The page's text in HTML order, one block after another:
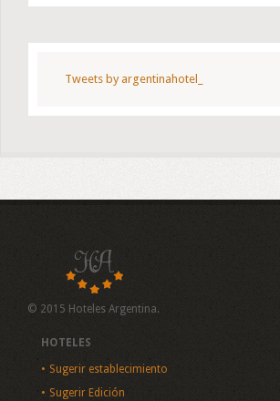
Tweets by argentinahotel_
© 2015 Hoteles Argentina.
HOTELES
Sugerir establecimiento
Sugerir Edición